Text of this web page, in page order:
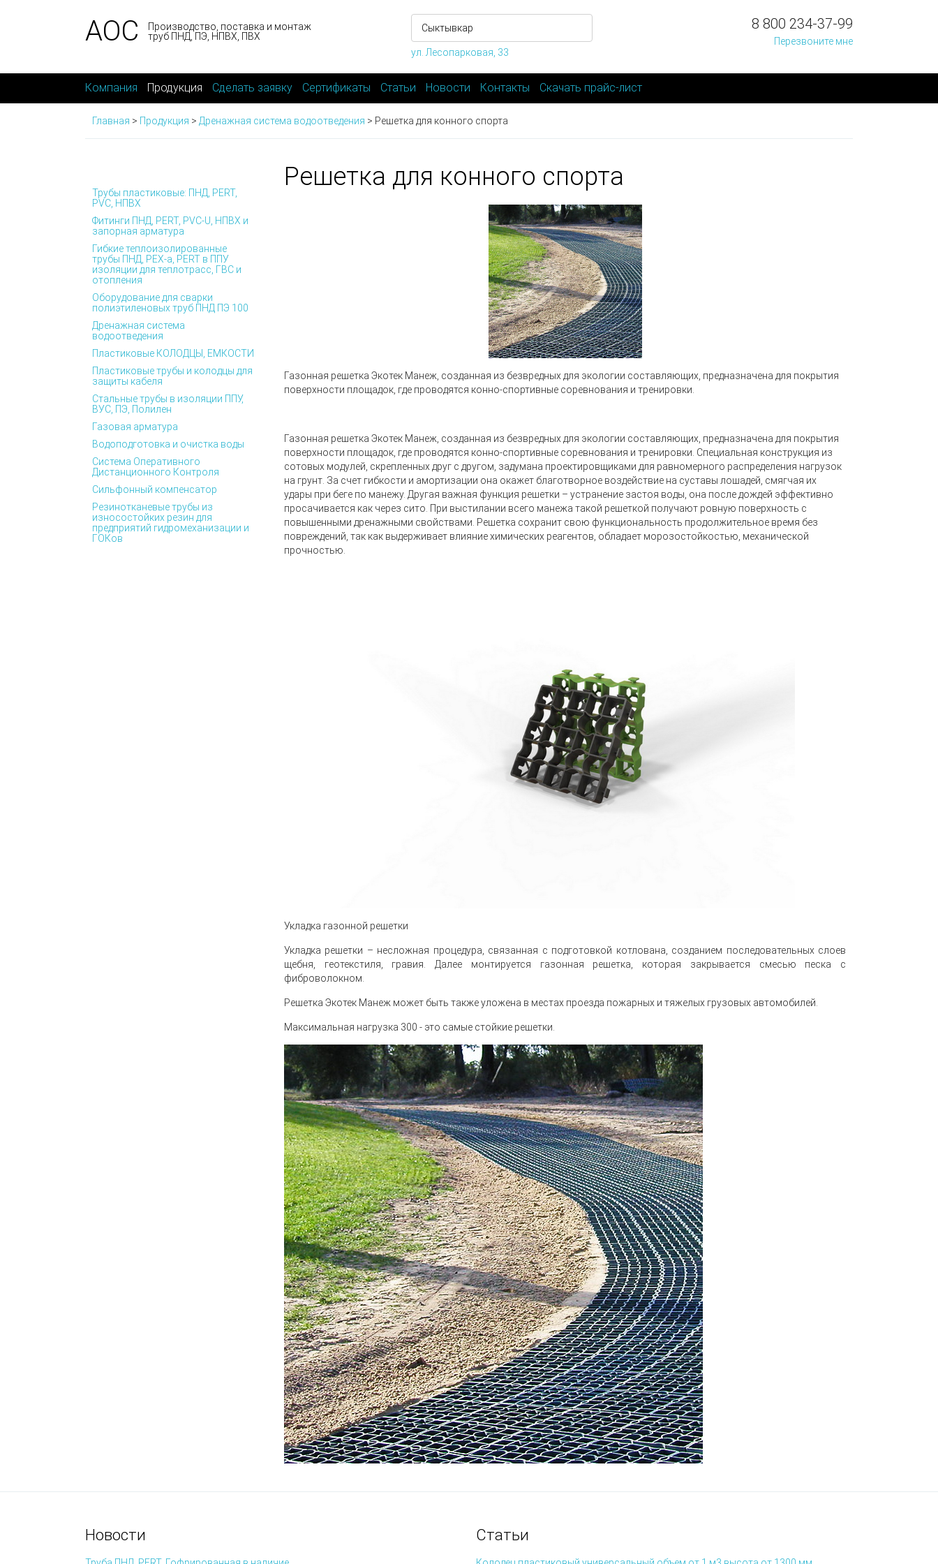
АОС
Производство, поставка и монтаж
труб ПНД, ПЭ, НПВХ, ПВХ
ул. Лесопарковая, 33
8 800 234-37-99
Перезвоните мне
Компания Продукция Сделать заявку Сертификаты Статьи Новости Контакты Скачать прайс-лист
Главная > Продукция > Дренажная система водоотведения > Решетка для конного спорта
Решетка для конного спорта
Газонная решетка Экотек Манеж, созданная из безвредных для экологии составляющих, предназначена для покрытия
поверхности площадок, где проводятся конно-спортивные соревнования и тренировки.
Газонная решетка Экотек Манеж, созданная из безвредных для экологии составляющих, предназначена для покрытия
поверхности площадок, где проводятся конно-спортивные соревнования и тренировки. Специальная конструкция из
сотовых модулей, скрепленных друг с другом, задумана проектировщиками для равномерного распределения нагрузок
на грунт. За счет гибкости и амортизации она окажет благотворное воздействие на суставы лошадей, смягчая их
удары при беге по манежу. Другая важная функция решетки – устранение застоя воды, она после дождей эффективно
просачивается как через сито. При выстилании всего манежа такой решеткой получают ровную поверхность с
повышенными дренажными свойствами. Решетка сохранит свою функциональность продолжительное время без
повреждений, так как выдерживает влияние химических реагентов, обладает морозостойкостью, механической
прочностью.
Укладка газонной решетки
Укладка решетки – несложная процедура, связанная с подготовкой котлована, созданием последовательных слоев
щебня, геотекстиля, гравия. Далее монтируется газонная решетка, которая закрывается смесью песка с
фиброволокном.
Решетка Экотек Манеж может быть также уложена в местах проезда пожарных и тяжелых грузовых автомобилей.
Максимальная нагрузка 300 - это самые стойкие решетки.
Трубы пластиковые: ПНД, PERT,
PVC, НПВХ
Фитинги ПНД, PERT, PVC-U, НПВХ и
запорная арматура
Гибкие теплоизолированные
трубы ПНД, PEX-а, PERT в ППУ
изоляции для теплотрасс, ГВС и
отопления
Оборудование для сварки
полиэтиленовых труб ПНД ПЭ 100
Дренажная система
водоотведения
Пластиковые КОЛОДЦЫ, ЕМКОСТИ
Пластиковые трубы и колодцы для
защиты кабеля
Стальные трубы в изоляции ППУ,
ВУС, ПЭ, Полилен
Газовая арматура
Водоподготовка и очистка воды
Система Оперативного
Дистанционного Контроля
Сильфонный компенсатор
Резинотканевые трубы из
износостойких резин для
предприятий гидромеханизации и
ГОКов
Новости Статьи